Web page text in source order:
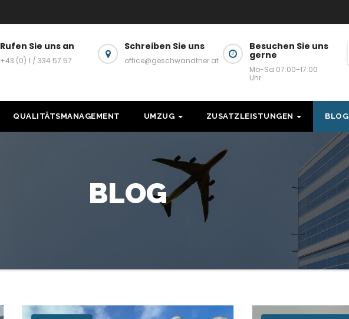
Rufen Sie uns an
+43 (0) 1 / 334 57 57
Schreiben Sie uns
office@geschwandtner.at
Besuchen Sie uns
gerne
Mo-Sa 07:00-17:00
Uhr
QUALITÄTSMANAGEMENT UMZUG ZUSATZLEISTUNGEN BLOG
BLOG